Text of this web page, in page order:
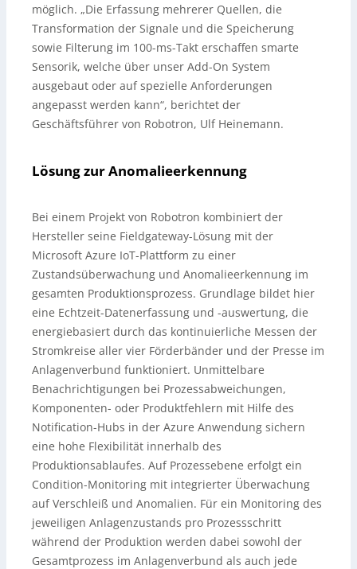
möglich. „Die Erfassung mehrerer Quellen, die
Transformation der Signale und die Speicherung
sowie Filterung im 100-ms-Takt erschaffen smarte
Sensorik, welche über unser Add-On System
ausgebaut oder auf spezielle Anforderungen
angepasst werden kann“, berichtet der
Geschäftsführer von Robotron, Ulf Heinemann.
Lösung zur Anomalieerkennung
Bei einem Projekt von Robotron kombiniert der
Hersteller seine Fieldgateway-Lösung mit der
Microsoft Azure IoT-Plattform zu einer
Zustandsüberwachung und Anomalieerkennung im
gesamten Produktionsprozess. Grundlage bildet hier
eine Echtzeit-Datenerfassung und -auswertung, die
energiebasiert durch das kontinuierliche Messen der
Stromkreise aller vier Förderbänder und der Presse im
Anlagenverbund funktioniert. Unmittelbare
Benachrichtigungen bei Prozessabweichungen,
Komponenten- oder Produktfehlern mit Hilfe des
Notification-Hubs in der Azure Anwendung sichern
eine hohe Flexibilität innerhalb des
Produktionsablaufes. Auf Prozessebene erfolgt ein
Condition-Monitoring mit integrierter Überwachung
auf Verschleiß und Anomalien. Für ein Monitoring des
jeweiligen Anlagenzustands pro Prozessschritt
während der Produktion werden dabei sowohl der
Gesamtprozess im Anlagenverbund als auch jede